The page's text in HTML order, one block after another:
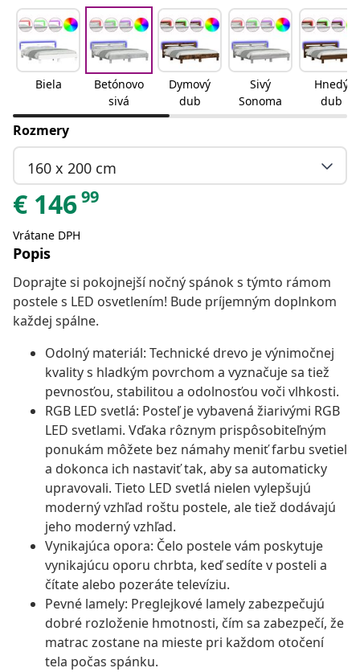
Biela
Betónovo
sivá
Dymový
dub
Sivý
Sonoma
Hnedý
dub
Rozmery
160 x 200 cm
€ 14699
Vrátane DPH
Popis
Doprajte si pokojnejší nočný spánok s týmto rámom
postele s LED osvetlením! Bude príjemným doplnkom
každej spálne.
Odolný materiál: Technické drevo je výnimočnej
kvality s hladkým povrchom a vyznačuje sa tiež
pevnosťou, stabilitou a odolnosťou voči vlhkosti.
RGB LED svetlá: Posteľ je vybavená žiarivými RGB
LED svetlami. Vďaka rôznym prispôsobiteľným
ponukám môžete bez námahy meniť farbu svetiel
a dokonca ich nastaviť tak, aby sa automaticky
upravovali. Tieto LED svetlá nielen vylepšujú
moderný vzhľad roštu postele, ale tiež dodávajú
jeho moderný vzhľad.
Vynikajúca opora: Čelo postele vám poskytuje
vynikajúcu oporu chrbta, keď sedíte v posteli a
čítate alebo pozeráte televíziu.
Pevné lamely: Preglejkové lamely zabezpečujú
dobré rozloženie hmotnosti, čím sa zabezpečí, že
matrac zostane na mieste pri každom otočení
tela počas spánku.